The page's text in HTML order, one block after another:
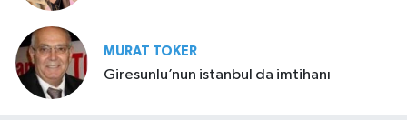
MURAT TOKER
Giresunlu’nun istanbul da imtihanı